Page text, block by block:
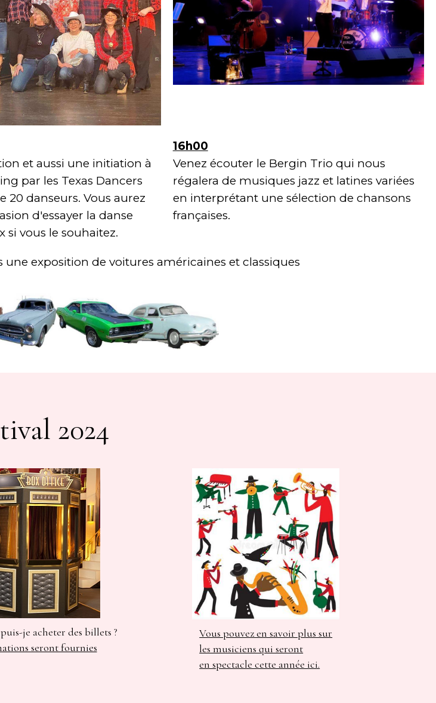
et aussi une initiation à
par les Texas Dancers
20 danseurs. Vous aurez
d'essayer la danse
si vous le souhaitez.
16h00
Venez écouter le Bergin Trio qui nous
régalera de musiques jazz et latines variées
en interprétant une sélection de chansons
françaises.
exposition de voitures américaines et classiques
2024
je acheter des billets ?
seront fournies
Vous pouvez en savoir plus sur
les musiciens qui seront
en spectacle cette année ici.